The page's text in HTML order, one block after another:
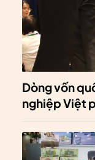
Dòng vốn
nghiệp Việt